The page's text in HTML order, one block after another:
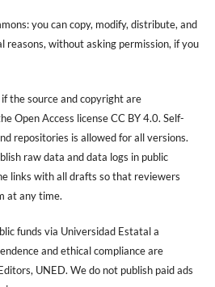
you can copy, modify, distribute, and
reasons, without asking permission, if you
the source and copyright are
Open Access license CC BY 4.0. Self-
repositories is allowed for all versions.
raw data and data logs in public
links with all drafts so that reviewers
at any time.
funds via Universidad Estatal a
and ethical compliance are
UNED. We do not publish paid ads